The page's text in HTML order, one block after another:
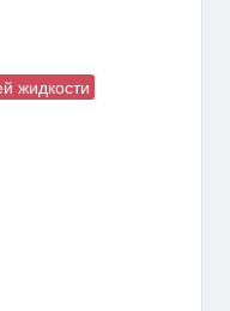
жидкости